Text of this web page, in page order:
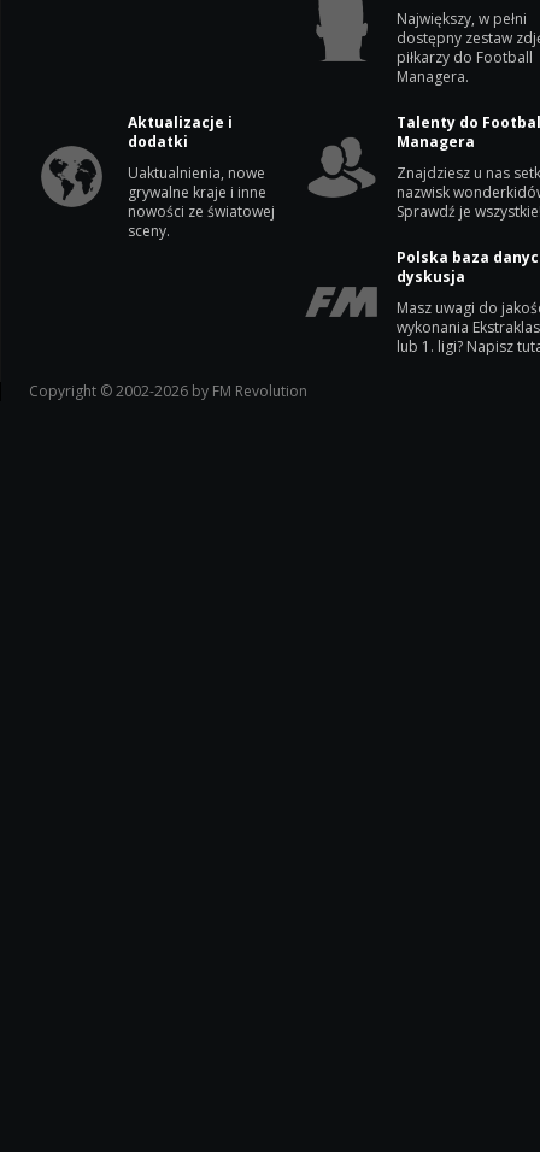
Największy, w pełni
dostępny zestaw
piłkarzy do Football
Managera.
Aktualizacje i
dodatki
Uaktualnienia, nowe
grywalne kraje i inne
nowości ze światowej
sceny.
Talenty do
Managera
Znajdziesz u nas
nazwisk
Sprawdź je
Polska baza
dyskusja
Masz uwagi do
wykonania
lub 1. ligi? Napisz
Copyright © 2002-2026 by FM Revolution